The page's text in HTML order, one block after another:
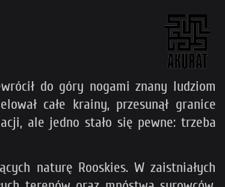
do góry nogami znany ludziom
całe krainy, przesunął granice
ale jedno stało się pewne: trzeba
naturę Rooskies. W zaistniałych